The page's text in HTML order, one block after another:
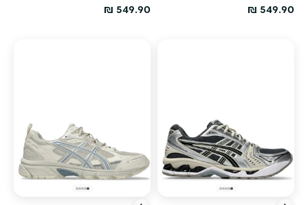
מחיר מבצע
549.90 ₪
מחיר מבצע
549.90 ₪